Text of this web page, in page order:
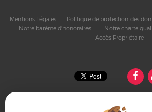
Mentions Légales Politique de protection des
Notre barème d'honoraires
Notre charte
Accès Propriétaire